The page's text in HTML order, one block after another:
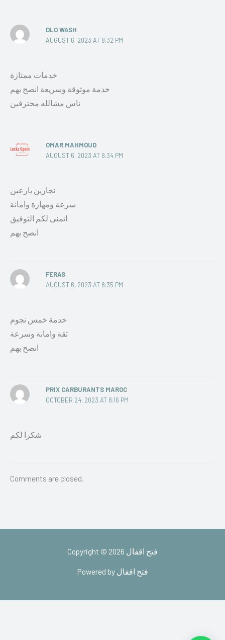
DLO WASH
AUGUST 6, 2023 AT 8:32 PM
خدمات ممتازة
خدمة موثوقة وسريعة انصح بهم
ناس مشالله محترفين
OMAR MAHMOUD
AUGUST 6, 2023 AT 8:34 PM
نجارين بارعين
سرعة ومهارة وامانة
اتمنى لكم التوفيق
انصح بهم
FERAS
AUGUST 6, 2023 AT 8:35 PM
خدمة خمس نجوم
ثقة وامانة وسرعة
انصح بهم
PRIX CARBURANTS MAROC
OCTOBER 24, 2023 AT 8:16 PM
شكرا لكم
Comments are closed.
Copyright © 2026 فتح اقفال
Powered by فتح اقفال